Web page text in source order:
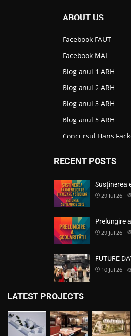
ABOUT US
Facebook FAUT
Facebook MAI
Blog anul 1 ARH
Blog anul 2 ARH
Blog anul 3 ARH
Blog anul 5 ARH
Concursul Hans
RECENT POSTS
Susținerea
29 Jul 26
Prelungire
29 Jul 26
FUTURE
10 Jul 26
LATEST PROJECTS